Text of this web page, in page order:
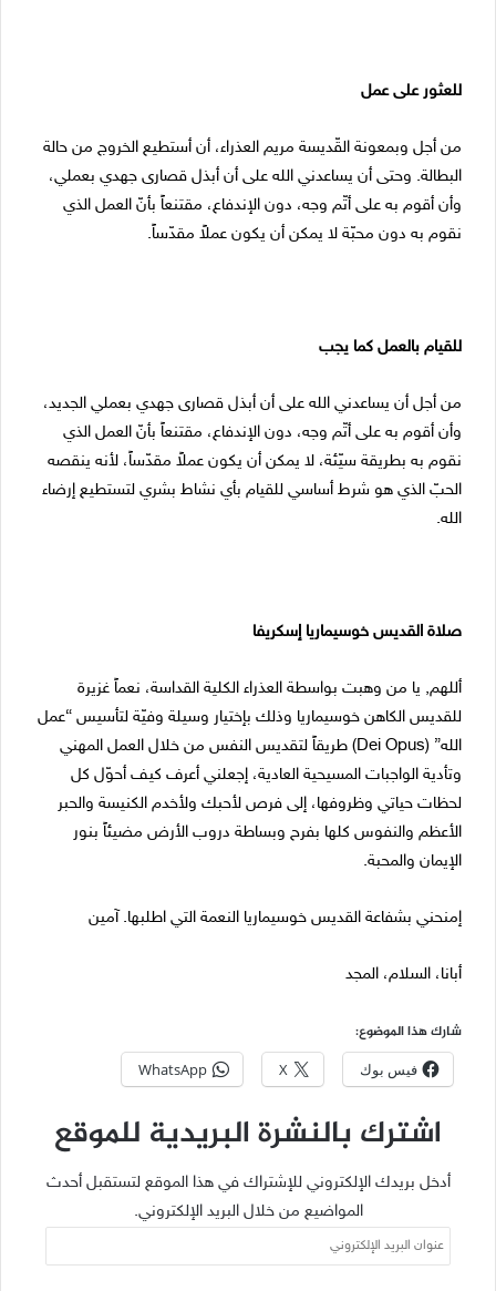
للعثور على عمل
من أجل وبمعونة القّديسة مريم العذراء، أن أستطيع الخروج من حالة
البطالة. وحتى أن يساعدني الله على أن أبذل قصارى جهدي بعملي،
وأن أقوم به على أتّم وجه، دون الإندفاع، مقتنعاً بأنّ العمل الذي
نقوم به دون محبّة لا يمكن أن يكون عملاً مقدّساً.
للقيام بالعمل كما يجب
من أجل أن يساعدني الله على أن أبذل قصارى جهدي بعملي الجديد،
وأن أقوم به على أتّم وجه، دون الإندفاع، مقتنعاً بأنّ العمل الذي
نقوم به بطريقة سيّئة، لا يمكن أن يكون عملاً مقدّساً، لأنه ينقصه
الحبّ الذي هو شرط أساسي للقيام بأي نشاط بشري لتستطيع إرضاء
الله.
صلاة القديس خوسيماريا إسكريفا
أللهم, يا من وهبت بواسطة العذراء الكلية القداسة، نعماً غزيرة
للقديس الكاهن خوسيماريا وذلك بإختيار وسيلة وفيّة لتأسيس “عمل
الله” (Dei Opus) طريقاً لتقديس النفس من خلال العمل المهني
وتأدية الواجبات المسيحية العادية، إجعلني أعرف كيف أحوّل كل
لحظات حياتي وظروفها، إلى فرص لأحبك ولأخدم الكنيسة والحبر
الأعظم والنفوس كلها بفرح وبساطة دروب الأرض مضيئاً بنور
الإيمان والمحبة.
إمنحني بشفاعة القديس خوسيماريا النعمة التي اطلبها. آمين
أبانا، السلام، المجد
شارك هذا الموضوع:
فيس بوك X
WhatsApp
اشترك بالنشرة البريدية للموقع
أدخل بريدك الإلكتروني للإشتراك في هذا الموقع لتستقبل أحدث
المواضيع من خلال البريد الإلكتروني.
عنوان
البريد